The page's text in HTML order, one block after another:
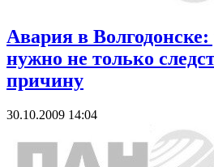
Авария в Волгодонске:
нужно не только
причину
30.10.2009 14:04